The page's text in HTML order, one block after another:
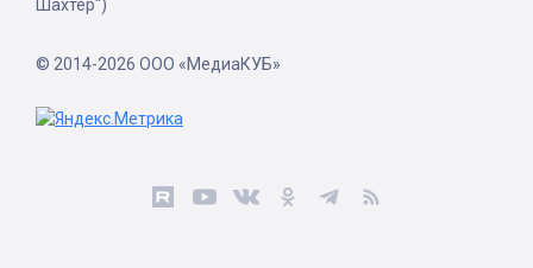
Шахтер")
© 2014-2026 ООО «МедиаКУБ»